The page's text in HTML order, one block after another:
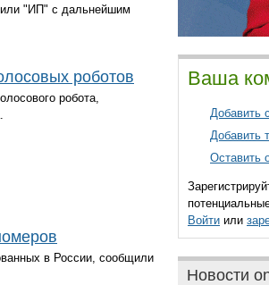
или "ИП" с дальнейшим
роботов
робота,
в России, сообщили
Ваша
Добавить
Добавить
Оставить
Войти или
Новости